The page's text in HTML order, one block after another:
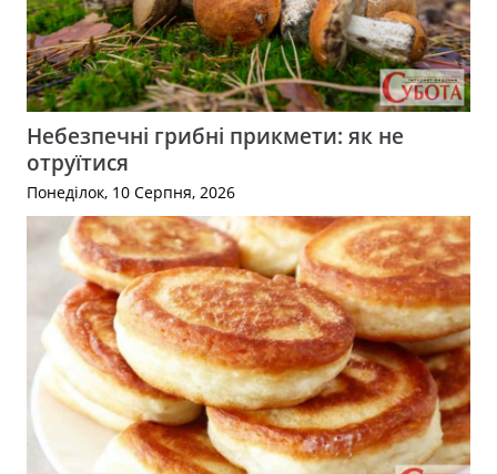
Небезпечні грибні прикмети: як не
отруїтися
Понеділок, 10 Серпня, 2026